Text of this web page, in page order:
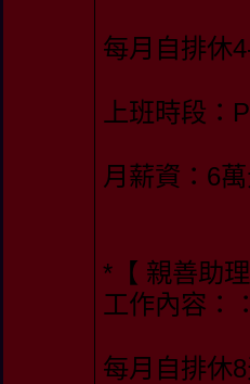
每月自排休
上班時段：
月薪資：6
*【 親善助
工作內容：
每月自排休